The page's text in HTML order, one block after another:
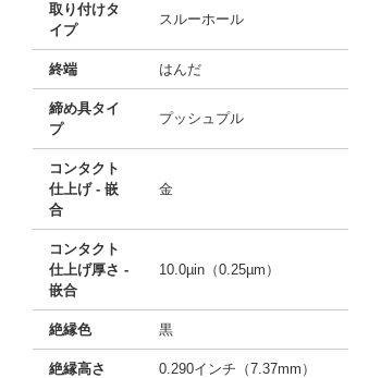
取り付けタ
イプ
スルーホール
終端 はんだ
締め具タイ
プ
プッシュプル
コンタクト
仕上げ - 嵌
合
金
コンタクト
仕上げ厚さ -
嵌合
10.0µin（0.25µm）
絶縁色 黒
絶縁高さ 0.290インチ（7.37mm）